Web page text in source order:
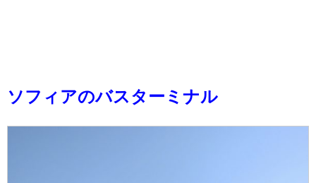
ソフィアのバスターミナル